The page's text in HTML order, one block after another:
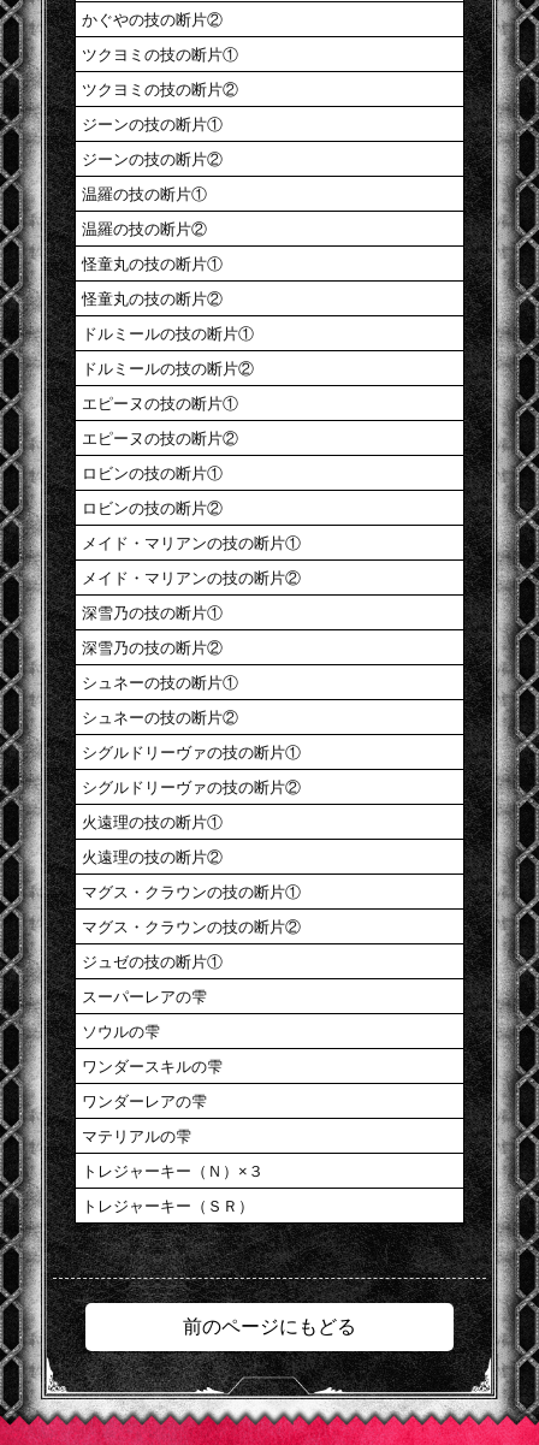
かぐやの技の断片②
ツクヨミの技の断片①
ツクヨミの技の断片②
ジーンの技の断片①
ジーンの技の断片②
温羅の技の断片①
温羅の技の断片②
怪童丸の技の断片①
怪童丸の技の断片②
ドルミールの技の断片①
ドルミールの技の断片②
エピーヌの技の断片①
エピーヌの技の断片②
ロビンの技の断片①
ロビンの技の断片②
メイド・マリアンの技の断片①
メイド・マリアンの技の断片②
深雪乃の技の断片①
深雪乃の技の断片②
シュネーの技の断片①
シュネーの技の断片②
シグルドリーヴァの技の断片①
シグルドリーヴァの技の断片②
火遠理の技の断片①
火遠理の技の断片②
マグス・クラウンの技の断片①
マグス・クラウンの技の断片②
ジュゼの技の断片①
スーパーレアの雫
ソウルの雫
ワンダースキルの雫
ワンダーレアの雫
マテリアルの雫
トレジャーキー（Ｎ）×３
トレジャーキー（ＳＲ）
前のページにもどる